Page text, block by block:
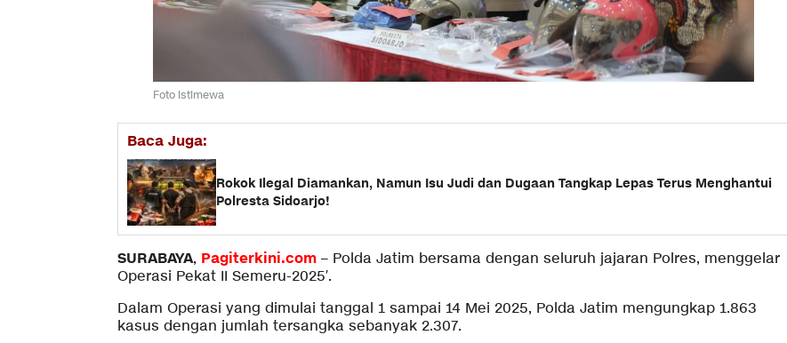
Foto istimewa
Baca Juga:
Rokok Ilegal Diamankan, Namun Isu Judi dan Dugaan Tangkap Lepas Terus Menghantui
Polresta Sidoarjo!
SURABAYA, Pagiterkini.com – Polda Jatim bersama dengan seluruh jajaran Polres, menggelar
Operasi Pekat II Semeru-2025′.
Dalam Operasi yang dimulai tanggal 1 sampai 14 Mei 2025, Polda Jatim mengungkap 1.863
kasus dengan jumlah tersangka sebanyak 2.307.